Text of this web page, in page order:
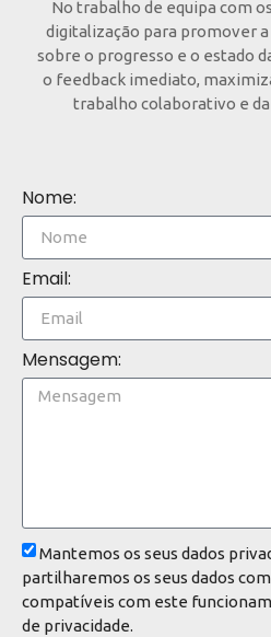
No trabalho de equipa com
digitalização para promover
sobre o progresso e o estado
o feedback imediato,
trabalho colaborativo e
Nome:
Email:
Mensagem:
Mantemos os seus dados
partilharemos os seus dados
compatíveis com este
de privacidade